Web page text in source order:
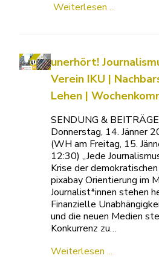
Weiterlesen ...
unerhört!
Verein IKU |
Lehen |
SENDUNG &
Donnerstag, 14. Jänner
(WH am Freitag, 15.
12:30) „Jede
Krise der
pixabay Orientierung im
Journalist*innen stehen
Finanzielle
und die neuen Medien
Konkurrenz zu…
Weiterlesen ...